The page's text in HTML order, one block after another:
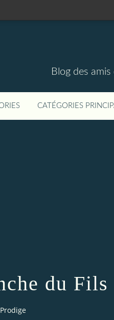
Blog des
CATÉGORIES
du Fils